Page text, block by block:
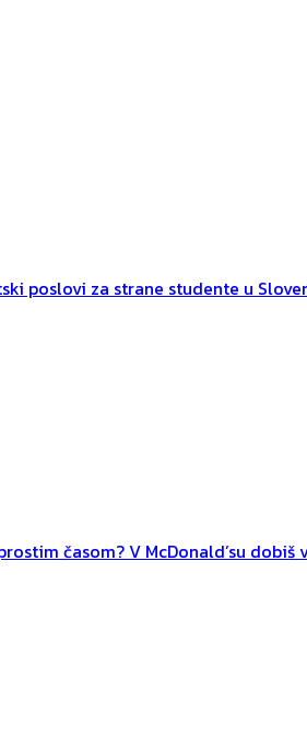
poslovi za strane studente u
časom? V McDonald’su